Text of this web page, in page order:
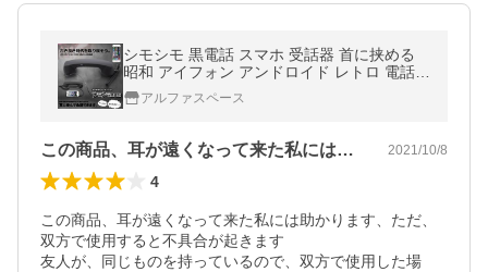
シモシモ 黒電話 スマホ 受話器 首に挟める
昭和 アイフォン アンドロイド レトロ 電話機
3.5mm iPhone プラグ 対応 SIMOSIMO
アルファスペース
この商品、耳が遠くなって来た私には助か… 2021/10/8
4
この商品、耳が遠くなって来た私には助かります、ただ、
双方で使用すると不具合が起きます
友人が、同じものを持っているので、双方で使用した場